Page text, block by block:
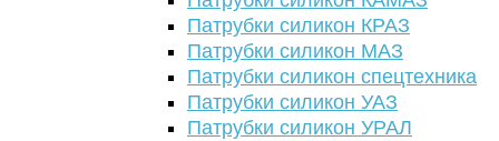
Патрубки силикон КРАЗ
Патрубки силикон МАЗ
Патрубки силикон спецтехника
Патрубки силикон УАЗ
Патрубки силикон УРАЛ